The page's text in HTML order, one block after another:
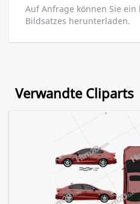
Auf Anfrage können Sie ein
Bildsatzes herunterladen.
Verwandte Cliparts